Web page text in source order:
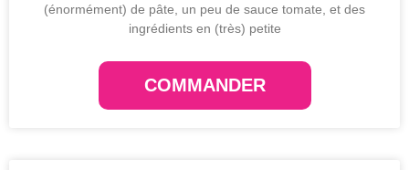
(énormément) de pâte, un peu de sauce tomate, et des
ingrédients en (très) petite
COMMANDER